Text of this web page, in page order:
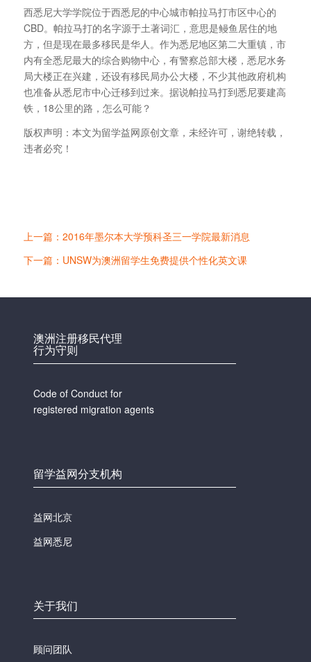
西悉尼大学学院位于西悉尼的中心城市帕拉马打市区中心的
CBD。帕拉马打的名字源于土著词汇，意思是鳗鱼居住的地
方，但是现在最多移民是华人。作为悉尼地区第二大重镇，市
内有全悉尼最大的综合购物中心，有警察总部大楼，悉尼水务
局大楼正在兴建，还设有移民局办公大楼，不少其他政府机构
也准备从悉尼市中心迁移到过来。据说帕拉马打到悉尼要建高
铁，18公里的路，怎么可能？
版权声明：本文为留学益网原创文章，未经许可，谢绝转载，
违者必究！
上一篇：2016年墨尔本大学预科圣三一学院最新消息
下一篇：UNSW为澳洲留学生免费提供个性化英文课
澳洲注册移民代理
行为守则
Code of Conduct for
registered migration agents
留学益网分支机构
益网北京
益网悉尼
关于我们
顾问团队